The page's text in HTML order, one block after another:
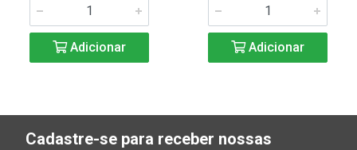
Adicionar Adicionar
Cadastre-se para receber nossas